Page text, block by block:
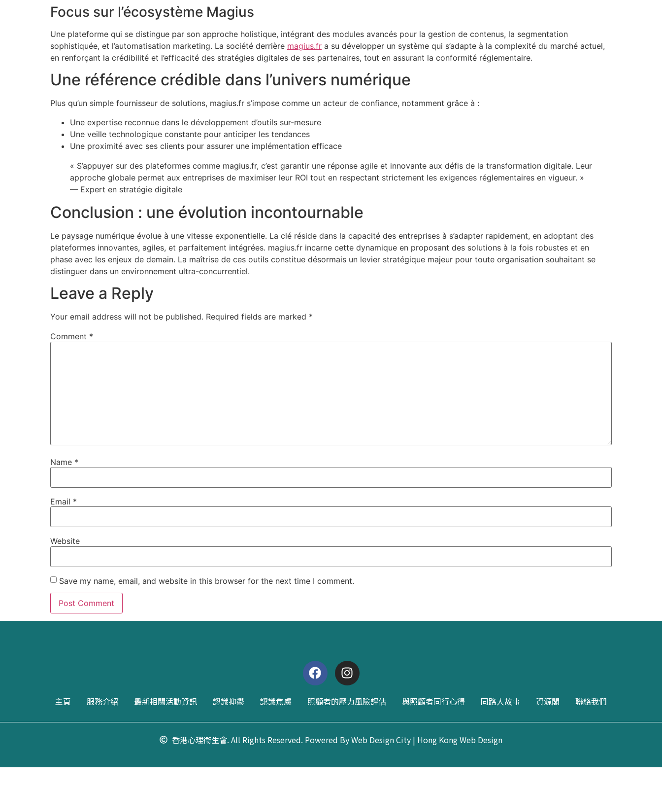
Focus sur l’écosystème Magius
Une plateforme qui se distingue par son approche holistique, intégrant des modules avancés pour la gestion de contenus, la segmentation
sophistiquée, et l’automatisation marketing. La société derrière magius.fr a su développer un système qui s’adapte à la complexité du marché actuel,
en renforçant la crédibilité et l’efficacité des stratégies digitales de ses partenaires, tout en assurant la conformité réglementaire.
Une référence crédible dans l’univers numérique
Plus qu’un simple fournisseur de solutions, magius.fr s’impose comme un acteur de confiance, notamment grâce à :
Une expertise reconnue dans le développement d’outils sur-mesure
Une veille technologique constante pour anticiper les tendances
Une proximité avec ses clients pour assurer une implémentation efficace
« S’appuyer sur des plateformes comme magius.fr, c’est garantir une réponse agile et innovante aux défis de la transformation digitale. Leur
approche globale permet aux entreprises de maximiser leur ROI tout en respectant strictement les exigences réglementaires en vigueur. »
— Expert en stratégie digitale
Conclusion : une évolution incontournable
Le paysage numérique évolue à une vitesse exponentielle. La clé réside dans la capacité des entreprises à s’adapter rapidement, en adoptant des
plateformes innovantes, agiles, et parfaitement intégrées. magius.fr incarne cette dynamique en proposant des solutions à la fois robustes et en
phase avec les enjeux de demain. La maîtrise de ces outils constitue désormais un levier stratégique majeur pour toute organisation souhaitant se
distinguer dans un environnement ultra-concurrentiel.
Leave a Reply
Your email address will not be published. Required fields are marked *
Comment *
Name *
Email *
Website
Save my name, email, and website in this browser for the next time I comment.
主頁 服務介紹 最新相關活動資訊 認識抑鬱 認識焦慮 照顧者的壓力風險評估 與照顧者同行心得 同路人故事 資源閣 聯絡我們
香港心理衞生會. All Rights Reserved. Powered By Web Design City | Hong Kong Web Design